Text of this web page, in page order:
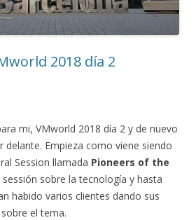
2018 día 2
mi, VMworld 2018 día 2 y de nuevo
delante. Empieza como viene siendo
Session llamada Pioneers of the
sessión sobre la tecnología y hasta
habido varios clientes dando sus
el tema.